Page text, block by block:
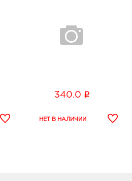
340.0 i